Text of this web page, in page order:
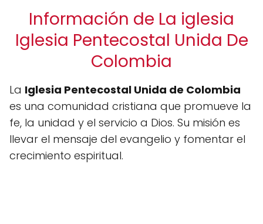
Información de La iglesia
Iglesia Pentecostal Unida De
Colombia
La Iglesia Pentecostal Unida de Colombia
es una comunidad cristiana que promueve la
fe, la unidad y el servicio a Dios. Su misión es
llevar el mensaje del evangelio y fomentar el
crecimiento espiritual.